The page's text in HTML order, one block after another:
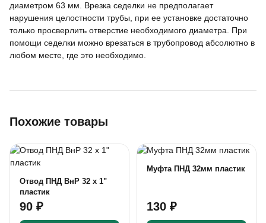
диаметром 63 мм. Врезка седелки не предполагает
нарушения целостности трубы, при ее установке достаточно
только просверлить отверстие необходимого диаметра. При
помощи седелки можно врезаться в трубопровод абсолютно в
любом месте, где это необходимо.
Похожие товары
Отвод ПНД ВнР 32 х 1"
пластик
90 ₽
Муфта ПНД 32мм пластик
130 ₽